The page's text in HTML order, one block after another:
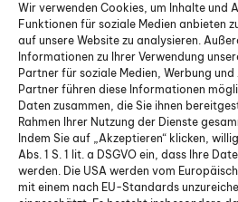
Wir verwenden Cookies, um Inhalte und
Funktionen für soziale Medien anbieten
auf unsere Website zu analysieren.
Informationen zu Ihrer Verwendung
Partner für soziale Medien, Werbung
Partner führen diese Informationen
Daten zusammen, die Sie ihnen
Rahmen Ihrer Nutzung der Dienste
Indem Sie auf „Akzeptieren“ klicken,
Abs. 1 S. 1 lit. a DSGVO ein, dass Ihre
werden. Die USA werden vom
mit einem nach EU-Standards
O
k
t
Drückjagd-
Hochlauf;
Holzernte startet
wieder.
N
o
v
Drückjagden
häufig; frühe
Dämmerung.
gs